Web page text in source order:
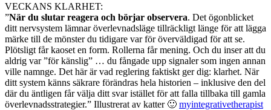
VECKANS KLARHET:
”När du slutar reagera och börjar observera. Det ögonblicket
ditt nervsystem lämnar överlevnadsläge tillräckligt länge för att lägga
märke till de mönster du tidigare var för överväldigad för att se.
Plötsligt får kaoset en form. Rollerna får mening. Och du inser att du
aldrig var ”för känslig” … du fångade upp signaler som ingen annan
ville namnge. Det här är vad reglering faktiskt ger dig: klarhet. När
ditt system känns säkrare förändras hela historien – inklusive den del
där du äntligen får välja ditt svar istället för att falla tillbaka till gamla
överlevnadsstrategier.” Illustrerat av katter 🙂 myintegrativetherapist